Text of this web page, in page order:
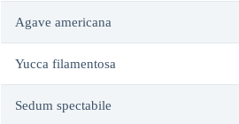
Agave americana
Yucca filamentosa
Sedum spectabile